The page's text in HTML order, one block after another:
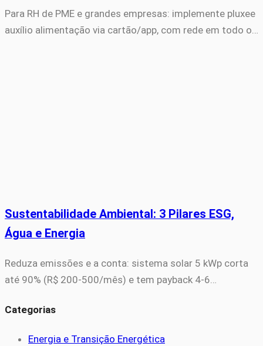
Para RH de PME e grandes empresas: implemente pluxee
auxílio alimentação via cartão/app, com rede em todo o…
Sustentabilidade Ambiental: 3 Pilares ESG,
Água e Energia
Reduza emissões e a conta: sistema solar 5 kWp corta
até 90% (R$ 200-500/mês) e tem payback 4-6…
Categorias
Energia e Transição Energética